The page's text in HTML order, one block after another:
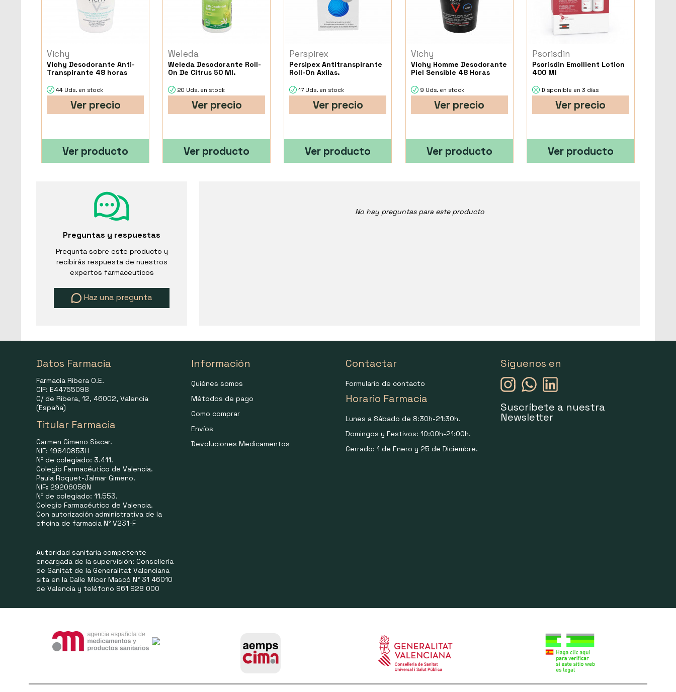
Vichy
Vichy Desodorante Anti-
Transpirante 48 horas
44 Uds. en stock
Ver precio
Ver producto
Weleda
Weleda Desodorante Roll-
On De Citrus 50 Ml.
20 Uds. en stock
Ver precio
Ver producto
Perspirex
Persipex Antitranspirante
Roll-On Axilas.
17 Uds. en stock
Ver precio
Ver producto
Vichy
Vichy Homme Desodorante
Piel Sensible 48 Horas
9 Uds. en stock
Ver precio
Ver producto
Psorisdin
Psorisdin Emollient Lotion
400 Ml
Disponible en 3 días
Ver precio
Ver producto
Preguntas y respuestas
Pregunta sobre este producto y
recibirás respuesta de nuestros
expertos farmaceuticos
Haz una pregunta
No hay preguntas para este producto
Datos Farmacia
Farmacia Ribera O.E.
CIF: E44755098
C/ de Ribera, 12, 46002, Valencia
(España)
Titular Farmacia
Carmen Gimeno Siscar.
NIF: 19840853H
Nº de colegiado: 3.411.
Colegio Farmacéutico de Valencia.
Paula Roquet-Jalmar Gimeno.
NIF: 29206056N
Nº de colegiado: 11.553.
Colegio Farmacéutico de Valencia.
Con autorización administrativa de la
oficina de farmacia N° V231-F
Autoridad sanitaria competente
encargada de la supervisión: Consellería
de Sanitat de la Generalitat Valenciana
sita en la Calle Micer Mascó N° 31 46010
de Valencia y teléfono 961 928 000
Información
Quiénes somos
Métodos de pago
Como comprar
Envíos
Devoluciones Medicamentos
Contactar
Formulario de contacto
Horario Farmacia
Lunes a Sábado de 8:30h-21:30h.
Domingos y Festivos: 10:00h-21:00h.
Cerrado: 1 de Enero y 25 de Diciembre.
Síguenos en
Suscríbete a nuestra
Newsletter